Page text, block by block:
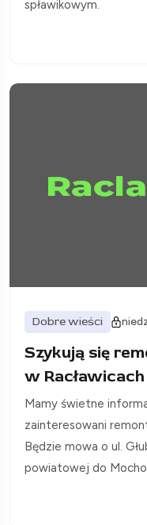
spławikowym.
Dobre wieści
Szykują się
w
Mamy świetne
zainteresowani
Będzie mowa o ul.
powiatowej do